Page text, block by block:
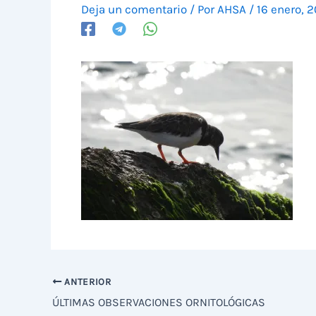
Deja un comentario / Por AHSA / 16 enero,
ANTERIOR
ÚLTIMAS OBSERVACIONES ORNITOLÓGICAS